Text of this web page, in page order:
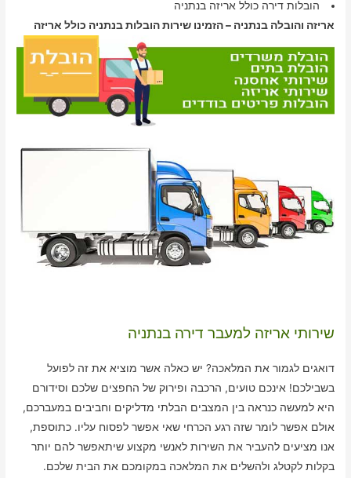
הובלות דירה כולל אריזה בנתניה
אריזה והובלה בנתניה – הזמינו שירות הובלות בנתניה כולל אריזה
שירותי אריזה למעבר דירה בנתניה
דואגים לגמור את המלאכה? יש כאלה אשר מוציא את זה לפועל
בשבילכם! אינכם טועים, הרכבה ופירוק של החפצים שלכם וסידורם
היא למעשה כנראה בין המצבים הבלתי מדליקים וחביבים במעברכם,
אולם אפשר לומר שזה רגע הכרחי שאי אפשר לפסוח עליו. כתוספת,
אנו מציעים להעביר את השירות לאנשי מקצוע שיתאפשר להם יותר
בקלות לקטלג ולהשלים את המלאכה במקומכם את הבית שלכם.